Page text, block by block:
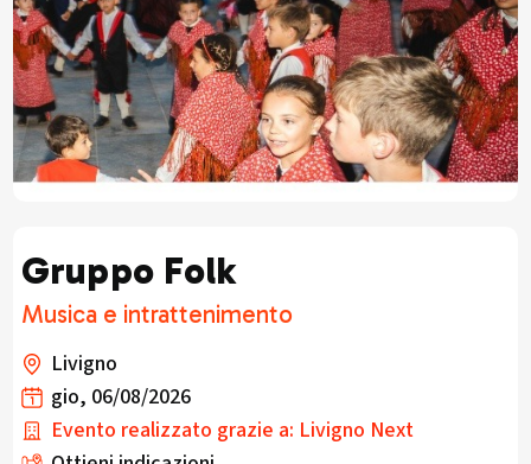
Gruppo Folk
Musica e intrattenimento
Livigno
gio, 06/08/2026
Evento realizzato grazie a: Livigno Next